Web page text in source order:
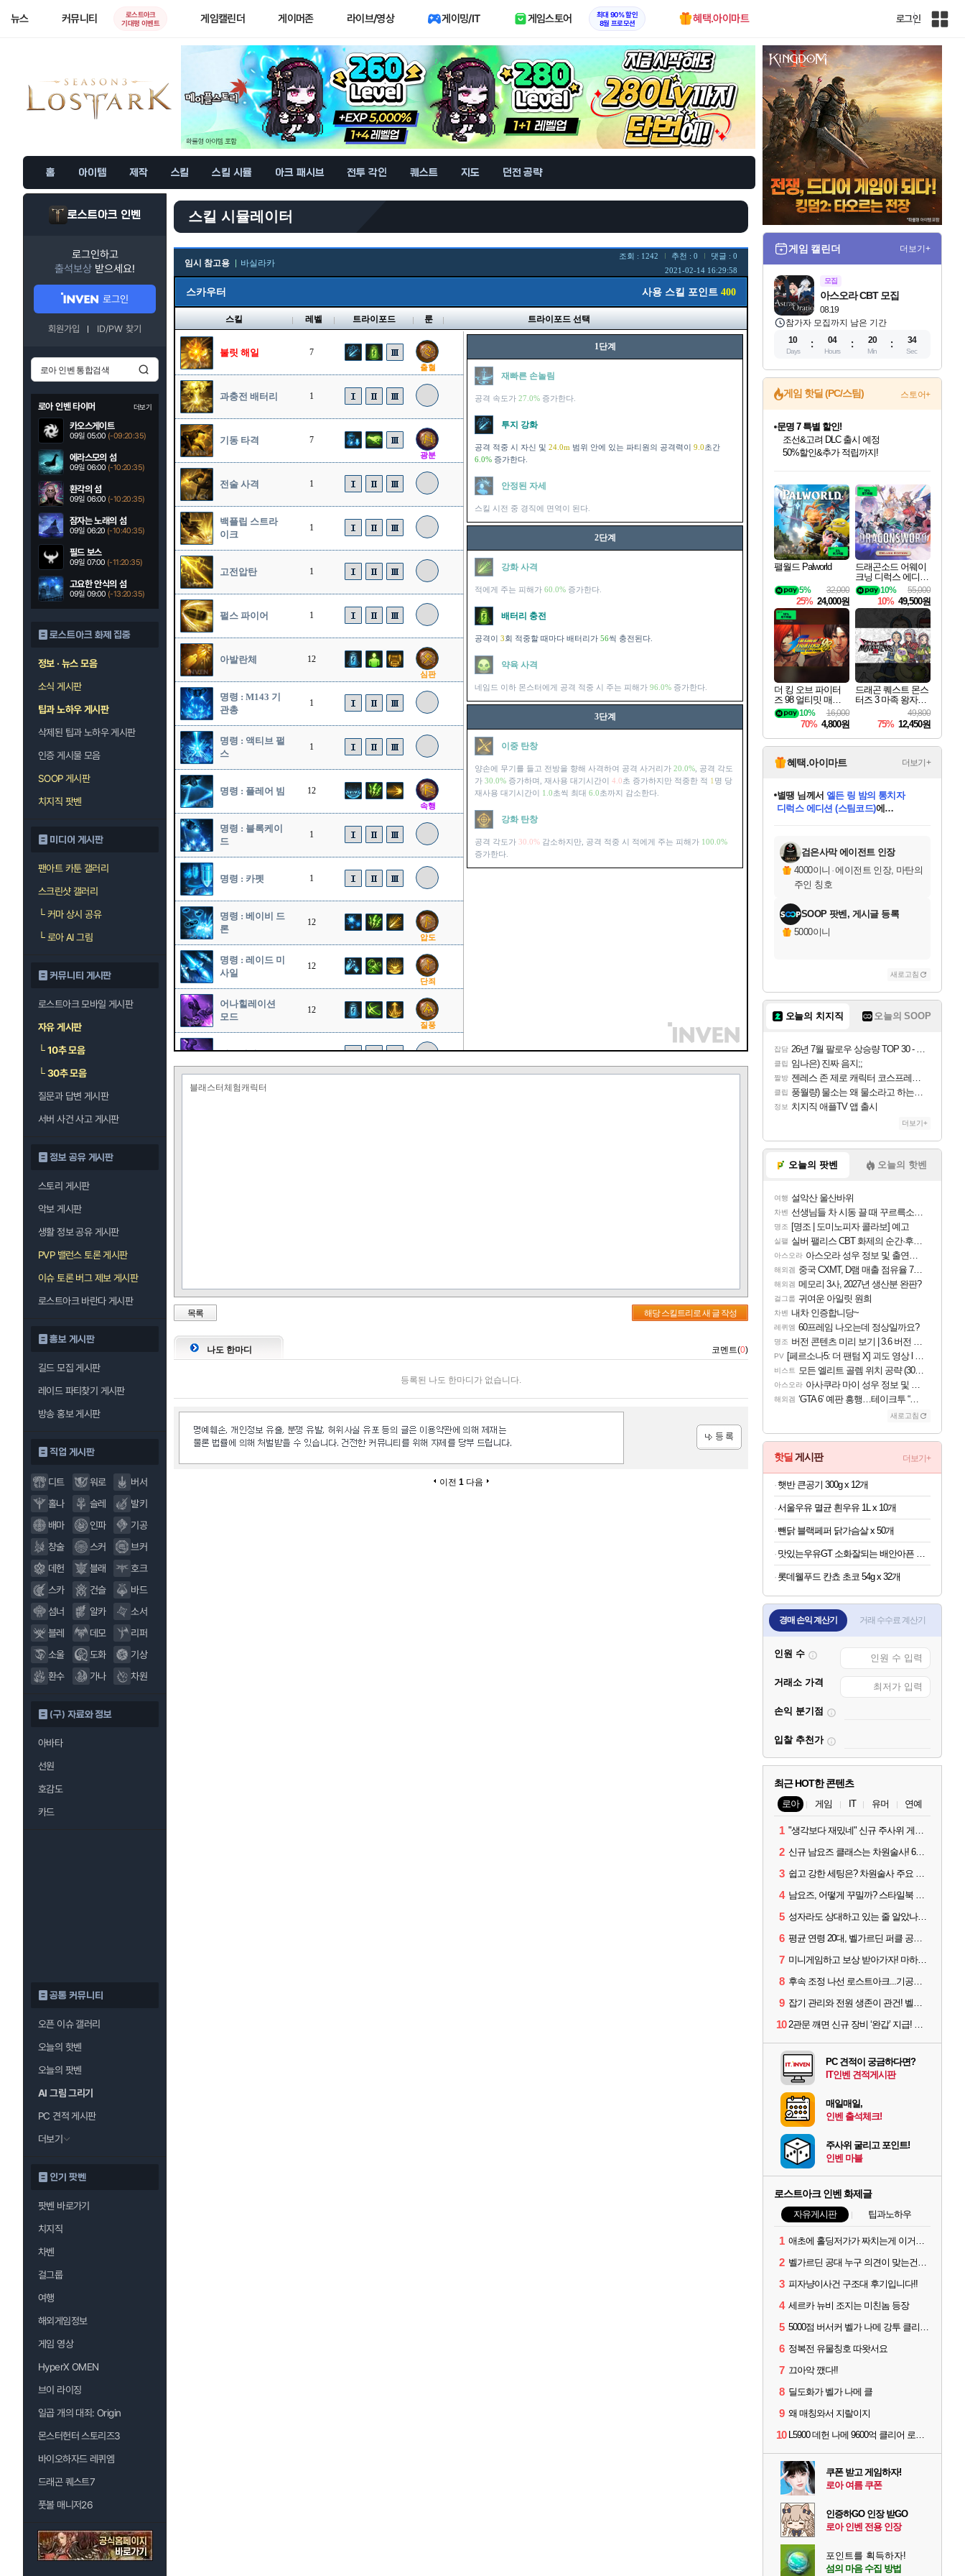
뉴스 커뮤니티
로스트아크
기대평 이벤트
게임캘린더 게이머존 라이브/영상 게이밍/IT 게임스토어
최대 90% 할인
8월 프로모션
혜택.아이마트 로그인
인
사
이
트
맵
홈 아이템 제작 스킬 스킬 시뮬 아크 패시브 전투 각인 퀘스트 지도 던전 공략
로스트아크 인벤
로그인하고
출석보상 받으세요!
로그인
회원가입 ID/PW 찾기
로아 인벤 타이머 더보기
카오스게이트
09일 05:00 (-09:20:34)
에라스모의 섬
09일 06:00 (-10:20:34)
환각의 섬
09일 06:00 (-10:20:34)
잠자는 노래의 섬
09일 06:20 (-10:40:34)
필드 보스
09일 07:00 (-11:20:34)
고요한 안식의 섬
09일 09:00 (-13:20:34)
로스트아크 화제 집중
정보 · 뉴스 모음
소식 게시판
팁과 노하우 게시판
삭제된 팁과 노하우 게시판
인증 게시물 모음
SOOP 게시판
치지직 팟벤
미디어 게시판
팬아트 카툰 갤러리
스크린샷 갤러리
└커마 상시 공유
└로아 AI 그림
커뮤니티 게시판
로스트아크 모바일 게시판
자유 게시판
└10추 모음
└30추 모음
질문과 답변 게시판
서버 사건 사고 게시판
정보 공유 게시판
스토리 게시판
악보 게시판
생활 정보 공유 게시판
PVP 밸런스 토론 게시판
이슈 토론 버그 제보 게시판
로스트아크 바란다 게시판
홍보 게시판
길드 모집 게시판
레이드 파티찾기 게시판
방송 홍보 게시판
직업 게시판
디트 워로
버서
홀나
슬레
발키
배마
인파
기공
창술
스커
브커
데헌
블래
호크
스카
건슬
바드
섬너
알카
소서
블레
데모
리퍼
소울
도화
기상
환수
가나 차원
(구) 자료와 정보
아바타
선원
호감도
카드
공통 커뮤니티
오픈 이슈 갤러리
오늘의 핫벤
오늘의 팟벤
AI 그림 그리기
PC 견적 게시판
더보기
인기 팟벤
팟벤 바로가기
치지직
차벤
걸그룹
여행
해외게임정보
게임 영상
HyperX OMEN
브이 라이징
일곱 개의 대죄: Origin
몬스터헌터 스토리즈3
바이오하자드 레퀴엠
드래곤 퀘스트7
풋볼 매니저26
스킬 시뮬레이터
임시 참고용 바실라카
조회 : 1242 추천 : 0
댓글 : 0
2021-02-14 16:29:58
스카우터 사용 스킬 포인트 400
스킬 레벨 트라이포드 룬 트라이포드 선택
불릿 해일 7
출혈
과충전 배터리 1
기동 타격 7
광분
전술 사격 1
백플립 스트라
이크
1
고전압탄 1
펄스 파이어 1
아발란체 12
심판
명령 : M143 기
관총
1
명령 : 액티브 펄
스
1
명령 : 플레어 빔 12
속행
명령 : 블록케이
드
1
명령 : 카펫 1
명령 : 베이비 드
론
12
압도
명령 : 레이드 미
사일
12
단죄
어나힐레이션
모드
12
질풍
이스케이프 1
크림슨 브레이
1단계
재빠른 손놀림
공격 속도가 27.0% 증가한다.
투지 강화
공격 적중 시 자신 및 24.0m 범위 안에 있는 파티원의 공격력이 9.0초간
6.0% 증가한다.
안정된 자세
스킬 시전 중 경직에 면역이 된다.
2단계
강화 사격
적에게 주는 피해가 60.0% 증가한다.
배터리 충전
공격이 3회 적중할 때마다 배터리가 56씩 충전된다.
약육 사격
네임드 이하 몬스터에게 공격 적중 시 주는 피해가 96.0% 증가한다.
3단계
이중 탄창
양손에 무기를 들고 전방을 향해 사격하여 공격 사거리가 20.0% , 공격 각도
가 30.0% 증가하며, 재사용 대기시간이 4.0초 증가하지만 적중한 적 1 명 당
재사용 대기시간이 1.0초씩 최대 6.0초까지 감소한다.
강화 탄창
공격 각도가 30.0% 감소하지만, 공격 적중 시 적에게 주는 피해가 100.0%
증가한다.
블래스터체험캐릭터
목록 해당 스킬트리로 새 글 작성
나도 한마디 코멘트(0)
등록된 나도 한마디가 없습니다.
이전 1 다음
게임 캘린더 더보기+
모집
08.19
아스오라 CBT 모집
참가자 모집까지 남은 기간
10
Days
04
Hours
20
Min
32
Sec
게임 핫딜 (PC/스팀) 스토어+
최대 90% 할인가를 만나보세요!
네이버혜택과 함께 만나보세요!
문명 7 특별 할인!
조선&고려 DLC 출시 예정
50%할인&추가 적립까지!
네이버 포인트 혜택까지!
이니&베니 혜택까지!
네이버 혜택가와 함께 예약하세요!
할인&네이버혜택으로 만나보세요!
네이버페이 혜택과 만나보세요!
40주년 프로모션으로 만나보세요!
할인가에 만나보세요!
일부 에디션 상시 할인!
혜택으로 예약 판매 중
편안하게 충전하세요
팰월드 Palworld
32,000
5%
25% 24,000원
드래곤소드 어웨이
크닝 디럭스 에디션
DragonSword Awake
ning Deluxe Edition
55,000
10%
10% 49,500원
더 킹 오브 파이터
즈 98 얼티밋 매치
파이널 에디션 THE
KING OF FIGHTER
S 98 ULTIMATE MA
TCH FINAL EDITIO
N
16,000
10%
70% 4,800원
드래곤 퀘스트 몬스
터즈 3 마족 왕자와
엘프의 여행 Dragon
Quest Monsters The
Dark Prince
49,800
75% 12,450원
혜택.아이마트 더보기+
교환.
별땡 님께서 엘든 링 밤의 통치자
디럭스 에디션 (스팀코드)에
당첨되셨습니다.
당첨되셨습니다.
당첨되셨습니다.
당첨되셨습니다.
당첨되셨습니다.
당첨되셨습니다.
에디션 (스팀코드)를 교환.
당첨되셨습니다.
검은사막 에이전트 인장
4000이니 ·에이전트 인장, 마탄의
주인 칭호
SOOP 팟벤, 게시글 등록
5000이니
새로고침
오늘의 치지직 오늘의 SOOP
잡담 26년 7월 팔로우 상승량 TOP 30 - 월간 치지직
클립 임나은) 진짜 음지;;
짤방 젠레스 존 제로 캐릭터 코스프레한 꽁주
클립 풍월량) 물소는 왜 물소라고 하는거야? 아! 그만 ㅋㅋ 알았어 ㅋㅋ
정보 치지직 애플TV 앱 출시
더보기+
오늘의 팟벤 오늘의 핫벤
여행 설악산 울산바위
차벤 선생님들 차 시동 끌 때 꾸르륵소리나는데
명조 [명조 | 도미노피자 콜라보] 예고
실팰 실버 팰리스 CBT 화제의 순간·후기 모음
아스오라 아스오라 성우 정보 및 출연작 모음
해외겜 중국 CXMT, D램 매출 점유율 7%…글로벌 4위로 부상
해외겜 메모리 3사, 2027년 생산분 완판?
걸그룹 귀여운 아일릿 원희
차벤 내차 인증합니당~
레퀴엠 60프레임 나오는데 정상일까요?
명조 버전 콘텐츠 미리 보기 | 3.6 버전 「신기루 속 등불 그림자, 속세에 깃든 검의 결심」이 8월 20일에 업데이트됩니다!
PV [페르소나5: 더 팬텀 X] 괴도 영상 l 타카마키 안·댄싱 스타
비스트 모든 엘리트 골렘 위치 공략 (30개) - 방랑 결투가
아스오라 아사쿠라 마이 성우 정보 및 주요 필모
해외겜 ‘GTA 6’ 예판 흥행…테이크투 “내부 예상 크게 넘어”
새로고침
핫딜 게시판 더보기+
햇반 큰공기 300g x 12개
서울우유 멸균 흰우유 1L x 10개
뺀닭 블랙페퍼 닭가슴살 x 50개
롯데웰푸드 칸쵸 초코 54g x 32개
경매 손익 계산기 거래 수수료 계산기
인원 수
거래소 가격
손익 분기점
입찰 추천가
최근 HOT한 콘텐츠
로아 게임 IT 유머 연예
1 "생각보다 재밌네" 신규 주사위 게임 티카투카 호평
2 신규 남요즈 클래스는 차원술사! 6월 20일 로아온 썸머 정리
3 쉽고 강한 세팅은? 차원술사 주요 빌드와 스킬 코드
4 남요즈, 어떻게 꾸밀까? 스타일북 인기 차원술사 커스터마이즈
5 성자라도 상대하고 있는 줄 알았나? 벨가르딘 이모저모
6 평균 연령 20대, 벨가르딘 퍼클 공대 '영로티'를 만나다
7 미니게임하고 보상 받아가자! 마하라카 썸머 캠프 할 일은?
8 후속 조정 나선 로스트아크...기공사, 차원술사 하향
9 잡기 관리와 전원 생존이 관건! 벨가르딘 유물 칭호 획득방법 정리
10 2관문 깨면 신규 장비 ‘완갑’ 지급! 그림자 레이드 벨가르딘 공개
PC 견적이 궁금하다면?
IT인벤 견적게시판
매일매일,
인벤 출석체크!
주사위 굴리고 포인트!
인벤 마블
로스트아크 인벤 화제글
자유게시판 팁과노하우
1 애초에 홀딩저가가 짜치는게 이거임 ㅋㅋ
2 벨가르딘 공대 누구 의견이 맞는건지...
3 피자냥이사건 구조대 후기입니다!!
4 세르카 뉴비 조지는 미친놈 등장
5 5000점 버서커 벨가 나메 강투 클리어 (평균 로펙 5900점)
6 정복전 유물칭호 따왓서요
7 끄아악 깼다!!
8 딜도화가 벨가 나메 클
9 왜 매칭와서 지랄이지
10 L5900 데헌 나메 9600억 클리어 로펙 평균 6300파티
쿠폰 받고 게임하자!
로아 여름 쿠폰
인증하GO 인장 받GO
로아 인벤 전용 인장
포인트를 획득하자!
섬의 마음 수집 방법